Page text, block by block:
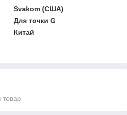
Svakom (США)
Для точки G
Китай
товар